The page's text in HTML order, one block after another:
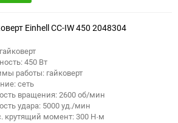
Einhell CC-IW 450 2048304
450 Вт
работы: гайковерт
сеть
вращения: 2600 об/мин
удара: 5000 уд./мин
крутящий момент: 300 Н·м